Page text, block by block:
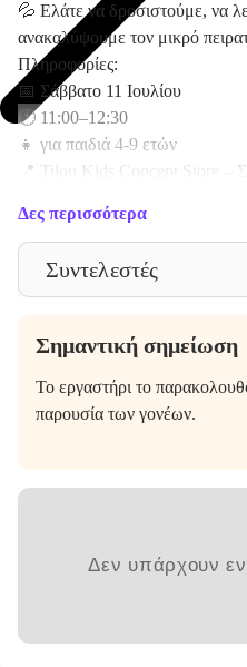
💦 Ελάτε να δροσιστούμε, να
ανακαλύψουμε τον μικρό
Πληροφορίες:
📅 Σάββατο 11 Ιουλίου
🕚 11:00–12:30
👧 για παιδιά 4-9 ετών
📍 Tilou Kids Concept Store –
Συνιστάται τα παιδιά να
βραχούν ή να λερωθούν, καθώς
Δες περισσότερα
Συντελεστές
Σημαντική σημείωση
Το εργαστήρι το
παρουσία των γονέων.
Δεν υπάρχουν